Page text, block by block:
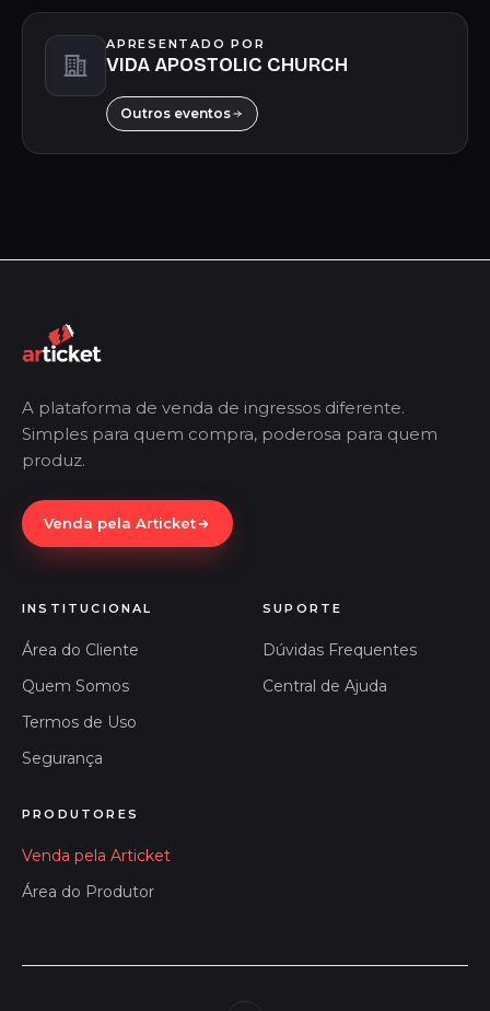
APRESENTADO POR
VIDA APOSTOLIC CHURCH
Outros eventos
A plataforma de venda de ingressos diferente.
Simples para quem compra, poderosa para quem
produz.
Venda pela Articket
INSTITUCIONAL
Área do Cliente
Quem Somos
Termos de Uso
Segurança
SUPORTE
Dúvidas Frequentes
Central de Ajuda
PRODUTORES
Venda pela Articket
Área do Produtor